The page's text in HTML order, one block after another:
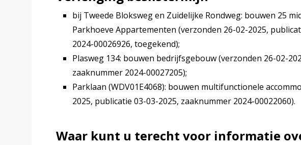
bij Tweede Bloksweg en Zuidelijke Rondweg: bouwen 25
Parkhoeve Appartementen (verzonden 26-02-2025,
2024-00026926, toegekend);
Plasweg 134: bouwen bedrijfsgebouw (verzonden 26-02-
zaaknummer 2024-00027205);
Parklaan (WDV01E4068): bouwen multifunctionele
2025, publicatie 03-03-2025, zaaknummer 2024-00022060).
Waar kunt u terecht voor informatie